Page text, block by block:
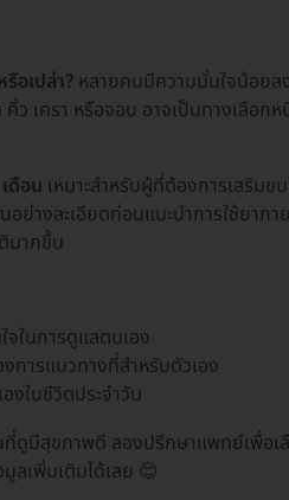
อเปล่า? หลายคนมีความมั่นใจน้อยล
คิ้ว เครา หรือจอน อาจเป็นทางเลือ
ดือน เหมาะสำหรับผู้ที่ต้องการเสริม
งละเอียดก่อนแนะนำการใช้ยาภาย
มากขึ้น
ในการดูแลตนเอง
ารแนวทางที่สำหรับตัวเอง
งในชีวิตประจำวัน
ดูมีสุขภาพดี ลองปรึกษาแพทย์เพื่อเ
ลเพิ่มเติมได้เลย 😊